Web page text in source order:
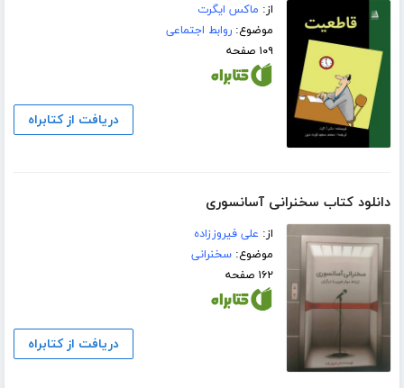
از: ماکس ایگرت
موضوع:روابط اجتماعی
۱۰۹ صفحه
دریافت از کتابراه
دانلود کتاب سخنرانی آسانسوری
از: علی فیروززاده
موضوع:سخنرانی
۱۶۲ صفحه
دریافت از کتابراه